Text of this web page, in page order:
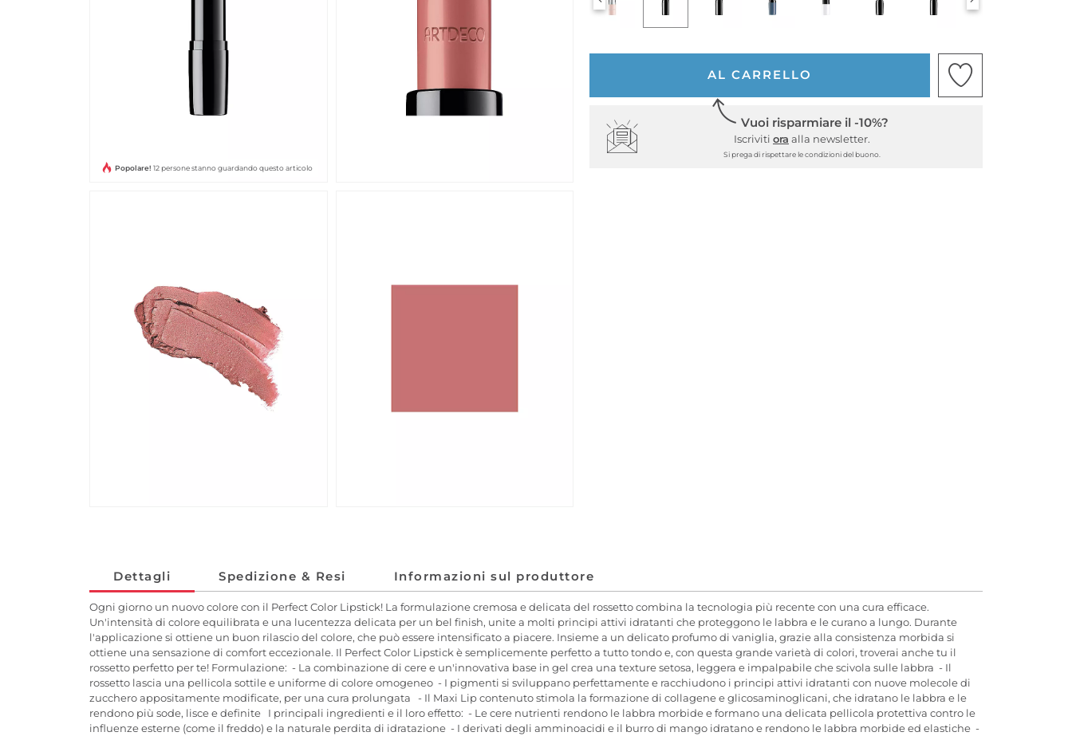
Popolare! 12 persone stanno guardando questo articolo
AL CARRELLO
Vuoi risparmiare il -10%?
Iscriviti ora alla newsletter.
Si prega di rispettare le condizioni del buono.
Dettagli Spedizione & Resi Informazioni sul produttore
Ogni giorno un nuovo colore con il Perfect Color Lipstick! La formulazione cremosa e delicata del rossetto combina la tecnologia più recente con una cura efficace.
Un'intensità di colore equilibrata e una lucentezza delicata per un bel finish, unite a molti principi attivi idratanti che proteggono le labbra e le curano a lungo. Durante
l'applicazione si ottiene un buon rilascio del colore, che può essere intensificato a piacere. Insieme a un delicato profumo di vaniglia, grazie alla consistenza morbida si
ottiene una sensazione di comfort eccezionale. Il Perfect Color Lipstick è semplicemente perfetto a tutto tondo e, con questa grande varietà di colori, troverai anche tu il
rossetto perfetto per te! Formulazione: - La combinazione di cere e un'innovativa base in gel crea una texture setosa, leggera e impalpabile che scivola sulle labbra - Il
rossetto lascia una pellicola sottile e uniforme di colore omogeneo - I pigmenti si sviluppano perfettamente e racchiudono i principi attivi idratanti con nuove molecole di
zucchero appositamente modificate, per una cura prolungata - Il Maxi Lip contenuto stimola la formazione di collagene e glicosaminoglicani, che idratano le labbra e le
rendono più sode, lisce e definite I principali ingredienti e il loro effetto: - Le cere nutrienti rendono le labbra morbide e formano una delicata pellicola protettiva contro le
influenze esterne (come il freddo) e la naturale perdita di idratazione - I derivati degli amminoacidi e il burro di mango idratano e rendono le labbra morbide ed elastiche -